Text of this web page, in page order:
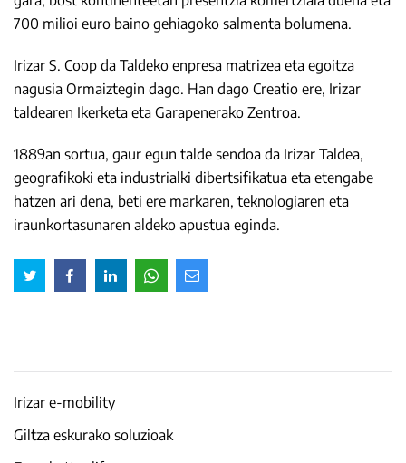
700 milioi euro baino gehiagoko salmenta bolumena.
Irizar S. Coop da Taldeko enpresa matrizea eta egoitza
nagusia Ormaiztegin dago. Han dago Creatio ere, Irizar
taldearen Ikerketa eta Garapenerako Zentroa.
1889an sortua, gaur egun talde sendoa da Irizar Taldea,
geografikoki eta industrialki dibertsifikatua eta etengabe
hatzen ari dena, beti ere markaren, teknologiaren eta
iraunkortasunaren aldeko apustua eginda.
Irizar e-mobility
Giltza eskurako soluzioak